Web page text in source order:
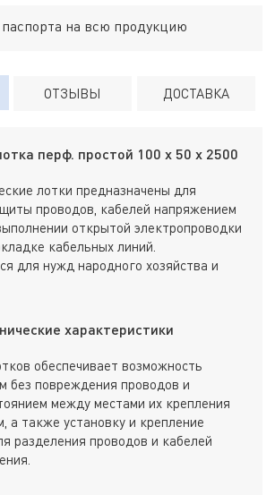
на всю продукцию
ОТЗЫВЫ ДОСТАВКА
перф. простой 100 х 50 х 2500
лотки предназначены для
проводов, кабелей напряжением
открытой электропроводки
кабельных линий.
для нужд народного хозяйства и
характеристики
обеспечивает возможность
без повреждения проводов и
между местами их крепления
а также установку и крепление
разделения проводов и кабелей